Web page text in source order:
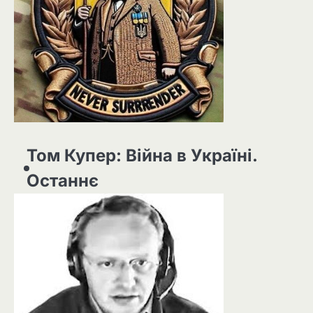
Том Купер: Війна в Україні.
Останнє